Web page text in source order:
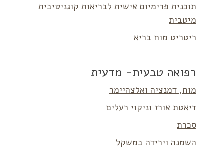
תוכנית פרימיום אישית לבריאות קוגניטיבית
מיטבית
ריטריט מוח בריא
רפואה טבעית- מדעית
מוח, דמנציה ואלצהיימר
דיאטת אורז וניקוי רעלים
סכרת
השמנה וירידה במשקל